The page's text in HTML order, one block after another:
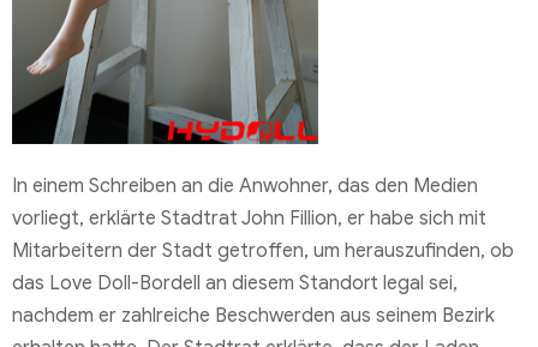
In einem Schreiben an die Anwohner, das den Medien
vorliegt, erklärte Stadtrat John Fillion, er habe sich mit
Mitarbeitern der Stadt getroffen, um herauszufinden, ob
das Love Doll-Bordell an diesem Standort legal sei,
nachdem er zahlreiche Beschwerden aus seinem Bezirk